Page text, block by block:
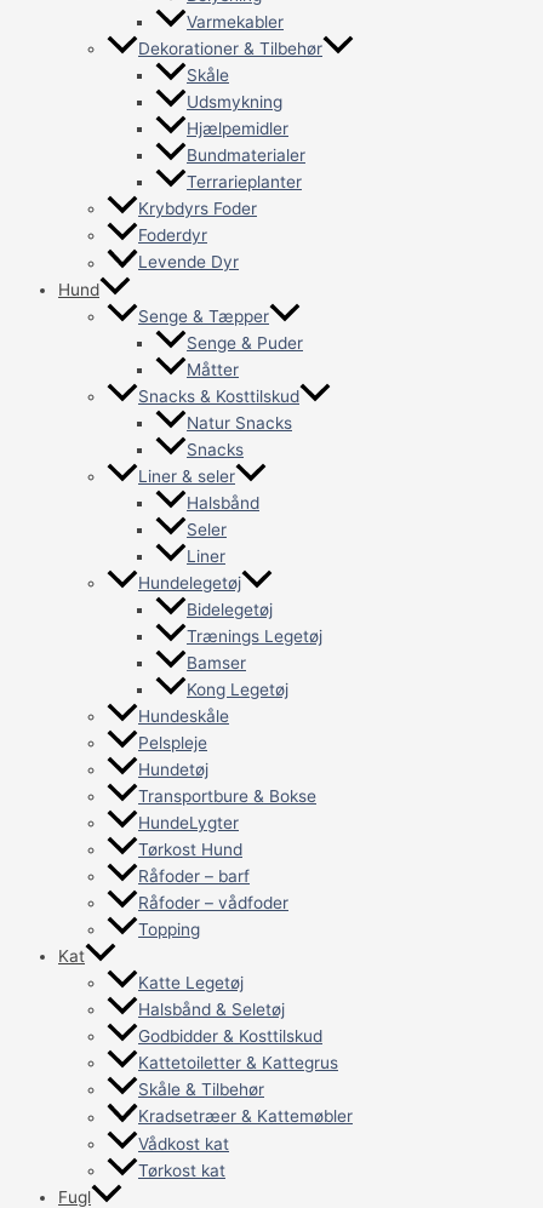
Varmekabler
Dekorationer & Tilbehør
Skåle
Udsmykning
Hjælpemidler
Bundmaterialer
Terrarieplanter
Krybdyrs Foder
Foderdyr
Levende Dyr
Hund
Senge & Tæpper
Senge & Puder
Måtter
Snacks & Kosttilskud
Natur Snacks
Snacks
Liner & seler
Halsbånd
Seler
Liner
Hundelegetøj
Bidelegetøj
Trænings Legetøj
Bamser
Kong Legetøj
Hundeskåle
Pelspleje
Hundetøj
Transportbure & Bokse
HundeLygter
Tørkost Hund
Råfoder – barf
Råfoder – vådfoder
Topping
Kat
Katte Legetøj
Halsbånd & Seletøj
Godbidder & Kosttilskud
Kattetoiletter & Kattegrus
Skåle & Tilbehør
Kradsetræer & Kattemøbler
Vådkost kat
Tørkost kat
Fugl